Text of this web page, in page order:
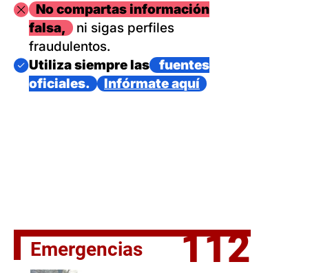
ImagenNo compartas información
falsa,
ni sigas perfiles
fraudulentos.
Imagen
Utiliza siempre las
fuentes
oficiales.
Infórmate aquí
Emergencias 112